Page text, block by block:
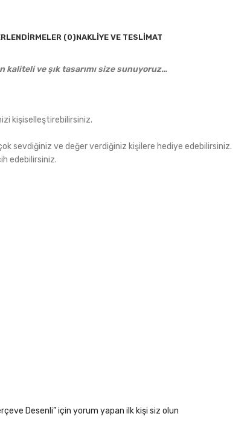
(0)NAKLIYE VE TESLIMAT
kaliteli ve şık tasarımı size sunuyoruz…
kişiselleştirebilirsiniz.
sevdiğiniz ve değer verdiğiniz kişilere hediye edebilirsiniz.
edebilirsiniz.
Desenli” için yorum yapan ilk kişi siz olun